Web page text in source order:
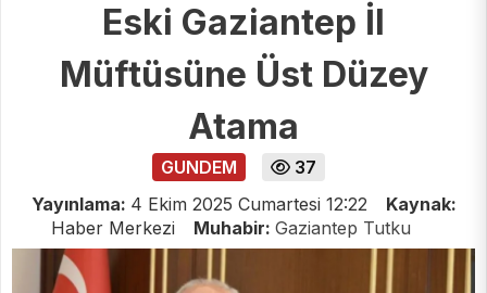
Eski Gaziantep İl
Müftüsüne Üst Düzey
Atama
GUNDEM
37
Yayınlama: 4 Ekim 2025 Cumartesi 12:22
Kaynak:
Haber Merkezi
Muhabir: Gaziantep Tutku